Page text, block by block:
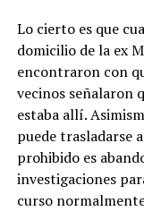
Lo cierto es que
domicilio de la ex
encontraron con
vecinos señalaron
estaba allí.
puede trasladarse
prohibido es
investigaciones
curso